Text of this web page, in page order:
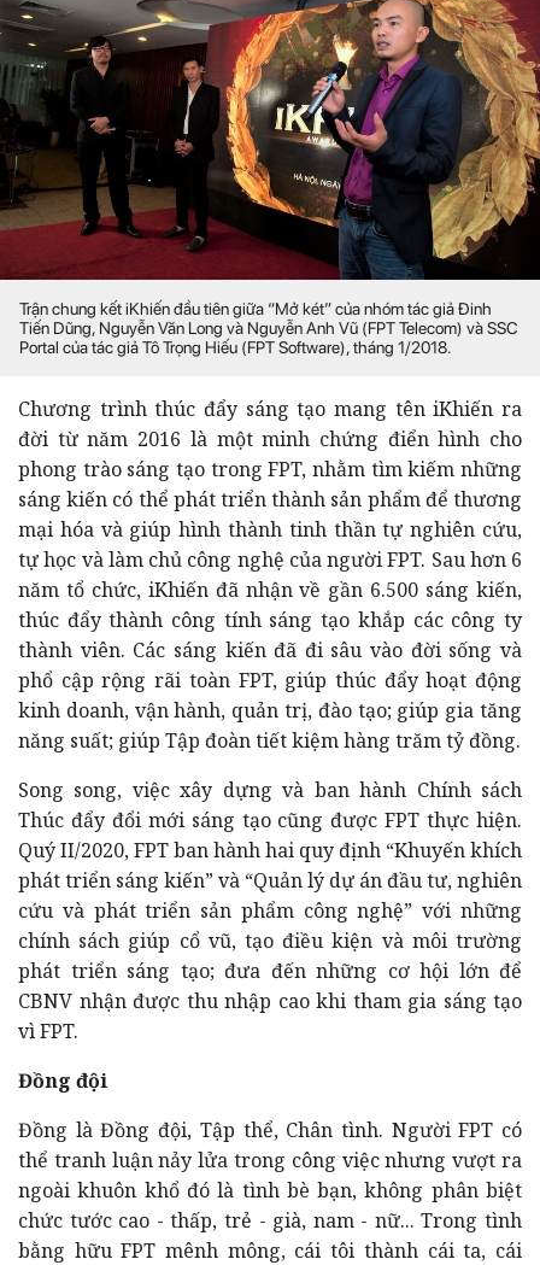
Trận chung kết iKhiến đầu tiên giữa “Mở két” của nhóm tác giả Đinh
Tiến Dũng, Nguyễn Văn Long và Nguyễn Anh Vũ (FPT Telecom) và SSC
Portal của tác giả Tô Trọng Hiếu (FPT Software), tháng 1/2018.
Chương trình thúc đẩy sáng tạo mang tên iKhiến ra
đời từ năm 2016 là một minh chứng điển hình cho
phong trào sáng tạo trong FPT, nhằm tìm kiếm những
sáng kiến có thể phát triển thành sản phẩm để thương
mại hóa và giúp hình thành tinh thần tự nghiên cứu,
tự học và làm chủ công nghệ của người FPT. Sau hơn 6
năm tổ chức, iKhiến đã nhận về gần 6.500 sáng kiến,
thúc đẩy thành công tính sáng tạo khắp các công ty
thành viên. Các sáng kiến đã đi sâu vào đời sống và
phổ cập rộng rãi toàn FPT, giúp thúc đẩy hoạt động
kinh doanh, vận hành, quản trị, đào tạo; giúp gia tăng
năng suất; giúp Tập đoàn tiết kiệm hàng trăm tỷ đồng.
Song song, việc xây dựng và ban hành Chính sách
Thúc đẩy đổi mới sáng tạo cũng được FPT thực hiện.
Quý II/2020, FPT ban hành hai quy định “Khuyến khích
phát triển sáng kiến” và “Quản lý dự án đầu tư, nghiên
cứu và phát triển sản phẩm công nghệ” với những
chính sách giúp cổ vũ, tạo điều kiện và môi trường
phát triển sáng tạo; đưa đến những cơ hội lớn để
CBNV nhận được thu nhập cao khi tham gia sáng tạo
vì FPT.
Đồng đội
Đồng là Đồng đội, Tập thể, Chân tình. Người FPT có
thể tranh luận nảy lửa trong công việc nhưng vượt ra
ngoài khuôn khổ đó là tình bè bạn, không phân biệt
chức tước cao - thấp, trẻ - già, nam - nữ... Trong tình
bằng hữu FPT mênh mông, cái tôi thành cái ta, cái